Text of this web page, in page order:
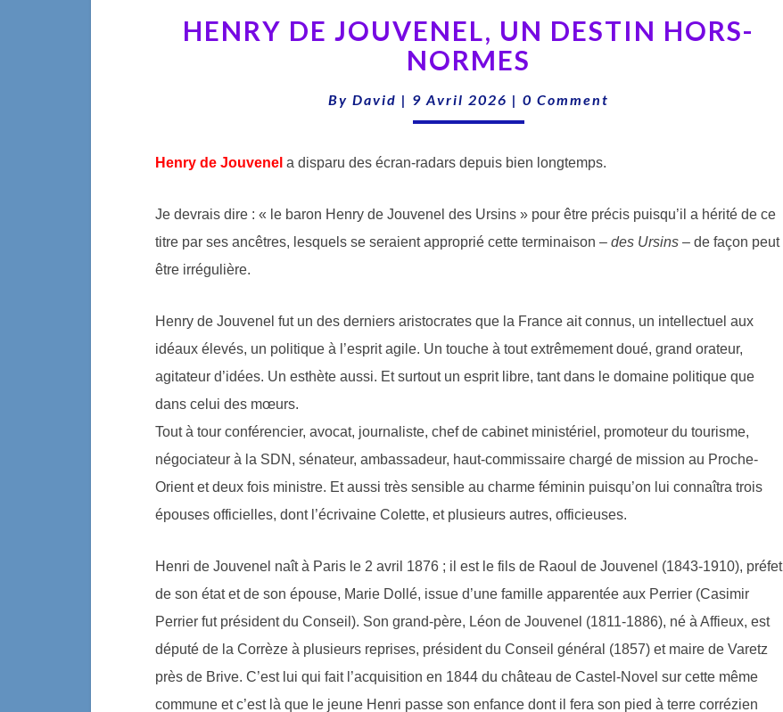
JOUVENEL,
UN
DESTIN
HORS-
HENRY DE JOUVENEL, UN DESTIN HORS-
NORMES
ByDavid | 9 Avril 2026 |Comments
0 Comment
Henry de Jouvenel a disparu des écran-radars depuis bien longtemps.
Je devrais dire : « le baron Henry de Jouvenel des Ursins » pour être précis puisqu’il a hérité de ce
titre par ses ancêtres, lesquels se seraient approprié cette terminaison – des Ursins – de façon peut
être irrégulière.
Henry de Jouvenel fut un des derniers aristocrates que la France ait connus, un intellectuel aux
idéaux élevés, un politique à l’esprit agile. Un touche à tout extrêmement doué, grand orateur,
agitateur d’idées. Un esthète aussi. Et surtout un esprit libre, tant dans le domaine politique que
dans celui des mœurs.
Tout à tour conférencier, avocat, journaliste, chef de cabinet ministériel, promoteur du tourisme,
négociateur à la SDN, sénateur, ambassadeur, haut-commissaire chargé de mission au Proche-
Orient et deux fois ministre. Et aussi très sensible au charme féminin puisqu’on lui connaîtra trois
épouses officielles, dont l’écrivaine Colette, et plusieurs autres, officieuses.
Henri de Jouvenel naît à Paris le 2 avril 1876 ; il est le fils de Raoul de Jouvenel (1843-1910), préfet
de son état et de son épouse, Marie Dollé, issue d’une famille apparentée aux Perrier (Casimir
Perrier fut président du Conseil). Son grand-père, Léon de Jouvenel (1811-1886), né à Affieux, est
député de la Corrèze à plusieurs reprises, président du Conseil général (1857) et maire de Varetz
près de Brive. C’est lui qui fait l’acquisition en 1844 du château de Castel-Novel sur cette même
commune et c’est là que le jeune Henri passe son enfance dont il fera son pied à terre corrézien